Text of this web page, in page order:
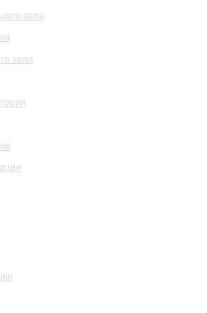
зала
зала